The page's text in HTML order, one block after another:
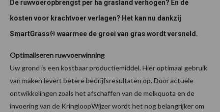
De ruwvoeropbrengst per ha grasland verhogen? En de
kosten voor krachtvoer verlagen? Het kan nu dankzij
SmartGrass® waarmee de groei van gras wordt versneld.
Optimaliseren ruwvoerwinning
Uw grond is een kostbaar productiemiddel. Hier optimaal gebruik
van maken levert betere bedrijfsresultaten op. Door actuele
ontwikkelingen zoals het afschaffen van de melkquota en de
invoering van de KringloopWijzer wordt het nog belangrijker om